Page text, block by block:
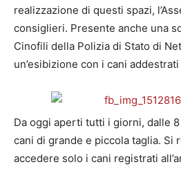
realizzazione di questi spazi,
consiglieri. Presente anche una
Cinofili della Polizia di Stato di
un’esibizione con i cani
Da oggi aperti tutti i giorni, dalle
cani di grande e piccola taglia. Si
accedere solo i cani registrati